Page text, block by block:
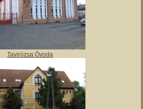
Tulipán Bölcsőde